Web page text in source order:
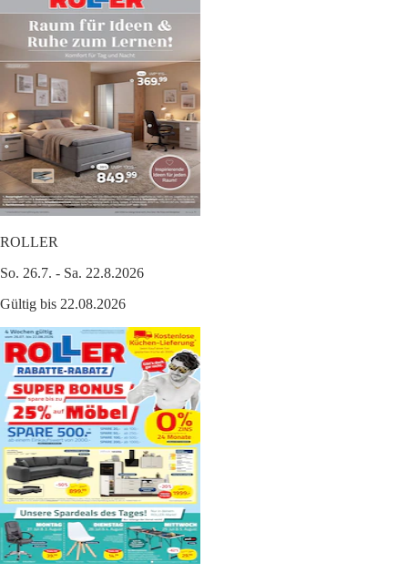
ROLLER
So. 26.7. - Sa. 22.8.2026
Gültig bis 22.08.2026